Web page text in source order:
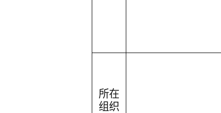
所在
组织